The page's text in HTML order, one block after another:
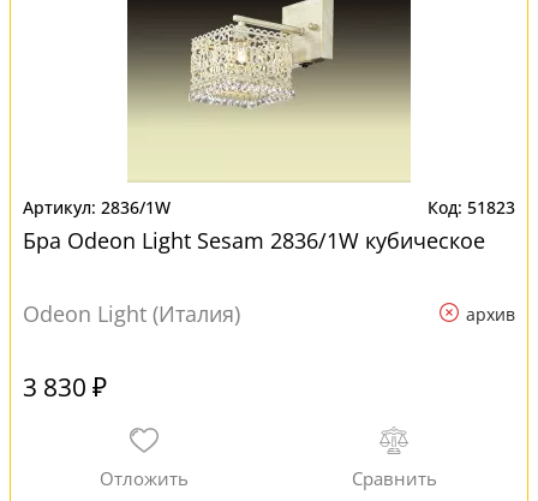
2836/1W 51823
Бра Odeon Light Sesam 2836/1W кубическое
Odeon Light (Италия) архив
3 830 ₽